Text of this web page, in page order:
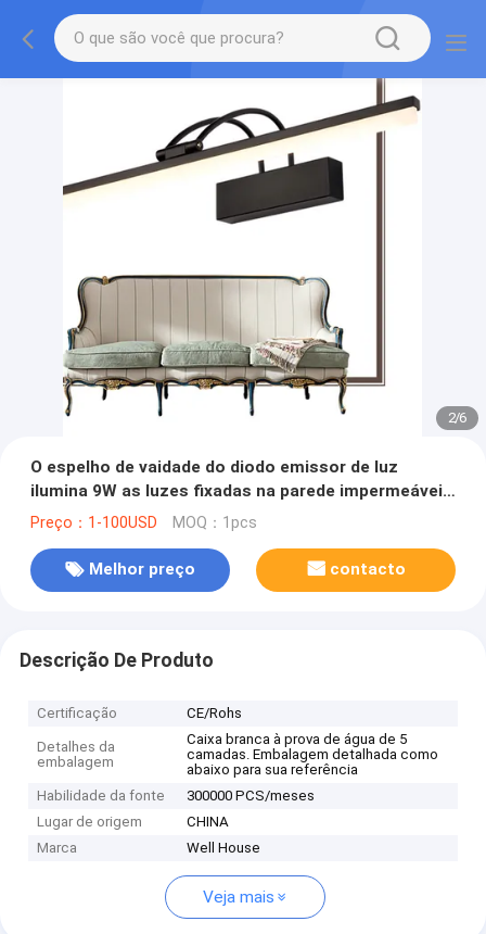
2/6
O espelho de vaidade do diodo emissor de luz
ilumina 9W as luzes fixadas na parede impermeáveis
do espelho do candelabro de parede das lâmpadas
40)
Preço：1-100USD MOQ：1pcs
Melhor preço contacto
Descrição De Produto
Certificação CE/Rohs
Detalhes da
embalagem
Caixa branca à prova de água de 5
camadas. Embalagem detalhada como
abaixo para sua referência
Habilidade da fonte
300000 PCS/meses
Lugar de origem
CHINA
Marca
Well House
Veja mais